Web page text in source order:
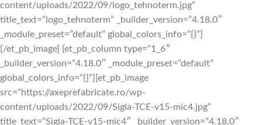
content/uploads/2022/09/logo_tehnoterm.jpg”
title_text=”logo_tehnoterm” _builder_version=”4.18.0″
_module_preset=”default” global_colors_info=”{}”]
[/et_pb_image] [et_pb_column type=”1_6″
_builder_version=”4.18.0″ _module_preset=”default”
global_colors_info=”{}”][et_pb_image
src=”https://axeprefabricate.ro/wp-
content/uploads/2022/09/Sigla-TCE-v15-mic4.jpg”
title_text=”Sigla-TCE-v15-mic4″ _builder_version=”4.18.0″